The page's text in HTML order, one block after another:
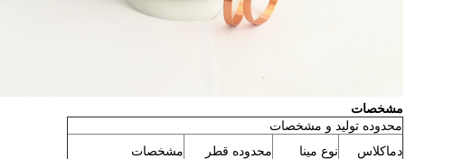
مشخصات
محدوده تولید و مشخصات
دماکلاس
نوع مینا محدوده قطر مشخصات